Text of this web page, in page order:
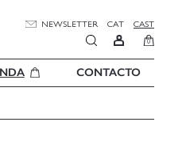
NEWSLETTER CAT CAST
0
CONTACTO